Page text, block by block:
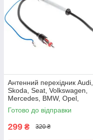
Антенний перехідник Audi,
Skoda, Seat, Volkswagen,
Mercedes, BMW, Opel,
Citroen, Peugeot, Renault
Carav 13-008
Готово до відправки
299 ₴ 320 ₴